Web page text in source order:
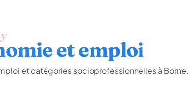
et emploi
et catégories socioprofessionnelles à Borne.